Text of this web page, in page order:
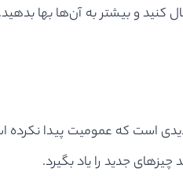
و بیشتر به آن‌ها بها
است که عمومیت پیدا
چیزهای جدید را یاد بگیرد.